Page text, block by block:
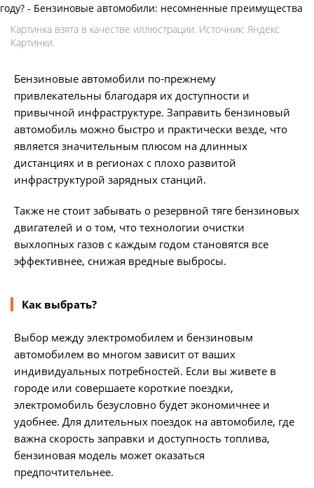
Картинка взята в качестве иллюстрации. Источник: Яндекс
Картинки.
Бензиновые автомобили по-прежнему
привлекательны благодаря их доступности и
привычной инфраструктуре. Заправить бензиновый
автомобиль можно быстро и практически везде, что
является значительным плюсом на длинных
дистанциях и в регионах с плохо развитой
инфраструктурой зарядных станций.
Также не стоит забывать о резервной тяге бензиновых
двигателей и о том, что технологии очистки
выхлопных газов с каждым годом становятся все
эффективнее, снижая вредные выбросы.
Как выбрать?
Выбор между электромобилем и бензиновым
автомобилем во многом зависит от ваших
индивидуальных потребностей. Если вы живете в
городе или совершаете короткие поездки,
электромобиль безусловно будет экономичнее и
удобнее. Для длительных поездок на автомобиле, где
важна скорость заправки и доступность топлива,
бензиновая модель может оказаться
предпочтительнее.